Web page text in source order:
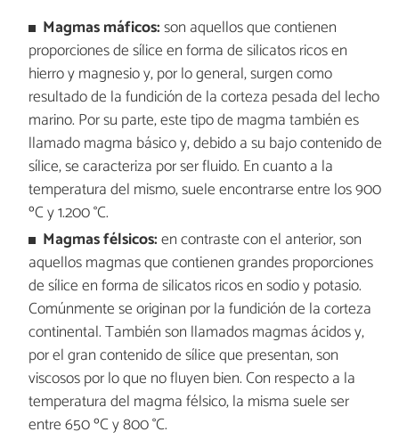
Magmas máficos:son aquellos que contienen
proporciones de sílice en forma de silicatos ricos en
hierro y magnesio y, por lo general, surgen como
resultado de la fundición de la corteza pesada del lecho
marino. Por su parte, este tipo de magma también es
llamado magma básico y, debido a su bajo contenido de
sílice, se caracteriza por ser fluido. En cuanto a la
temperatura del mismo, suele encontrarse entre los 900
ºC y 1.200 °C.
Magmas félsicos:en contraste con el anterior, son
aquellos magmas que contienen grandes proporciones
de sílice en forma de silicatos ricos en sodio y potasio.
Comúnmente se originan por la fundición de la corteza
continental. También son llamados magmas ácidos y,
por el gran contenido de sílice que presentan, son
viscosos por lo que no fluyen bien. Con respecto a la
temperatura del magma félsico, la misma suele ser
entre 650 ºC y 800 °C.